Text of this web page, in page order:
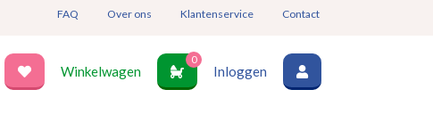
FAQ Over ons Klantenservice Contact
Winkelwagen
0
Inloggen